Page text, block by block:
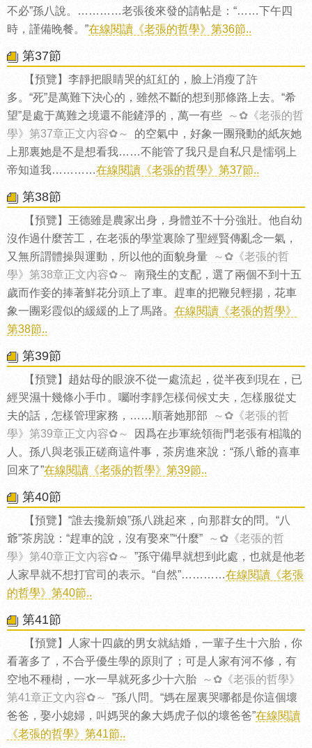
不必”孫八說。…………老張後來發的請帖是：“……下午四
時，謹備晚餐。”在線閱讀《老張的哲學》第36節..
第37節
【預覽】李靜把眼睛哭的紅紅的，臉上消瘦了許
多。“死”是萬難下決心的，雖然不斷的想到那條路上去。“希
望”是處于萬難之境還不能鏟淨的，萬一有些
～✿《老張的哲
學》第37章正文內容✿～
的空氣中，好象一團飛動的紙灰她
上那裏她是不是想看我……不能管了我只是自私只是懦弱上
帝知道我…………在線閱讀《老張的哲學》第37節..
第38節
【預覽】王德雖是農家出身，身體並不十分強壯。他自幼
沒作過什麼苦工，在老張的學堂裏除了聖經賢傳亂念一氣，
又無所謂體操與運動，所以他的面貌身量
～✿《老張的哲
學》第38章正文內容✿～
南飛生的支配，選了兩個不到十五
歲而作妾的捧著鮮花分頭上了車。趕車的把鞭兒輕揚，花車
象一團彩霞似的緩緩的上了馬路。 在線閱讀《老張的哲學》
第38節..
第39節
【預覽】趙姑母的眼淚不從一處流起，從半夜到現在，已
經哭濕十幾條小手巾。囑咐李靜怎樣伺候丈夫，怎樣服從丈
夫的話，怎樣管理家務，……順著她那部
～✿《老張的哲
學》第39章正文內容✿～
因爲在步軍統領衙門老張有相識的
人。孫八與老張正磋商這件事，茶房進來說：“孫八爺的喜車
回來了”在線閱讀《老張的哲學》第39節..
第40節
【預覽】“誰去攙新娘”孫八跳起來，向那群女的問。“八
爺”茶房說：“趕車的說，沒有娶來”“什麼”
～✿《老張的哲
學》第40章正文內容✿～
”孫守備早就想到此處，也就是他老
人家早就不想打官司的表示。“自然”…………在線閱讀《老張
的哲學》第40節..
第41節
【預覽】人家十四歲的男女就結婚，一輩子生十六胎，你
看著多了，不合乎優生學的原則了；可是人家有河不修，有
空地不種樹，一水一旱就死多少十六胎
～✿《老張的哲學》
第41章正文內容✿～
”孫八問。“媽在屋裏哭哪都是你這個壞
爸爸，娶小媳婦，叫媽哭的象大媽虎子似的壞爸爸”在線閱讀
《老張的哲學》第41節..